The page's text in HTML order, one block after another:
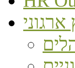
ארגוני